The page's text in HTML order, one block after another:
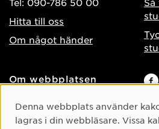
Hitta till oss
Om något händer
Om webbplatsen
Behandling av
Cookie-samtycke
Denna webbplats använder
lagras i din webbläsare. Vissa